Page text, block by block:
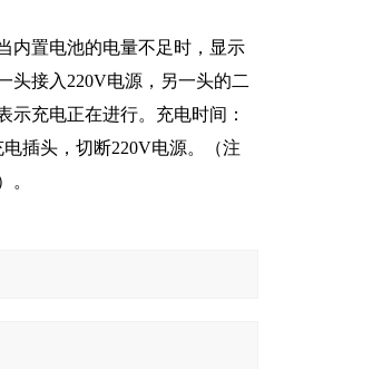
内置电池的电量不足时，显示
头接入220V电源，另一头的二
充电正在进行。 充电时间：
插头，切断220V电源。（注
。